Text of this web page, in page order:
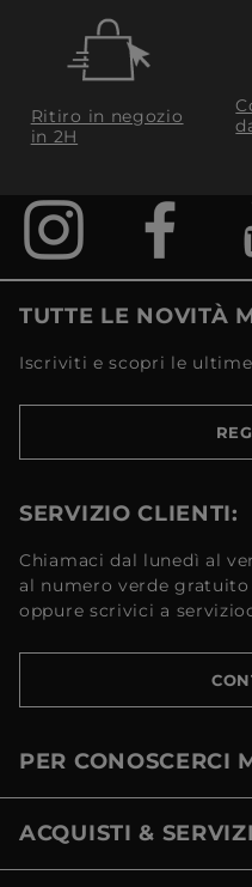
Ritiro in negozio
in 2H
TUTTE LE NOVITÀ
Iscriviti e scopri le
SERVIZIO CLIENTI:
Chiamaci dal lunedì al
al numero verde gratuito
oppure scrivici a
PER CONOSCERCI
ACQUISTI & SERVIZI